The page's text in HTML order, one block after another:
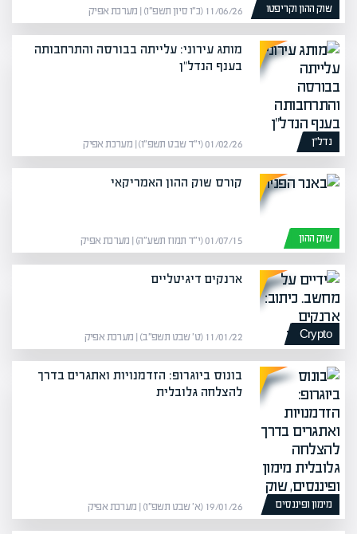
שוק ההון וקריפטו 11/06/26 (כ״ו סיון תשפ״ו) | מערכת אפיק
נדל”ן
מותג עירוני: עלייתה בבורסה והתרחבותה
בענף הנדל"ן
01/02/26 (י״ד שבט תשפ״ו) | מערכת אפיק
שוק ההון
קורס שוק ההון האמריקאי
01/07/15 (י״ד תמוז תשע״ה) | מערכת אפיק
Crypto
ארנקים דיגיטליים
11/01/22 (ט׳ שבט תשפ״ב) | מערכת אפיק
מימון ופיננסים
בונוס ביוגרופ: הזדמנויות ואתגרים בדרך
להצלחה גלובלית
19/01/26 (א׳ שבט תשפ״ו) | מערכת אפיק